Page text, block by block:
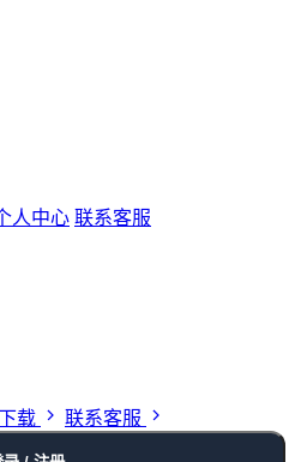
人中心 联系客服
载 联系客服